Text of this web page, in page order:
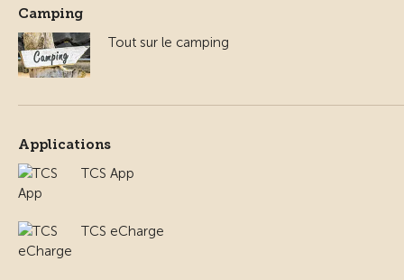
Camping
Tout sur le camping
Applications
TCS App
TCS eCharge